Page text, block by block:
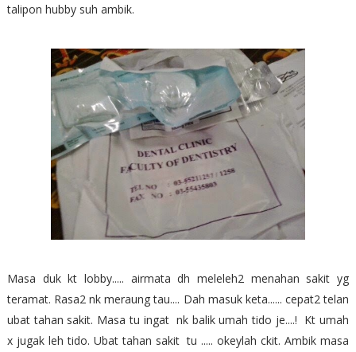
talipon hubby suh ambik.
Masa duk kt lobby..... airmata dh meleleh2 menahan sakit yg
teramat. Rasa2 nk meraung tau.... Dah masuk keta...... cepat2 telan
ubat tahan sakit. Masa tu ingat nk balik umah tido je....! Kt umah
x jugak leh tido. Ubat tahan sakit tu ..... okeylah ckit. Ambik masa